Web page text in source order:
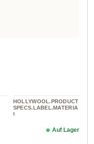
HOLLYWOOL.PRODUCT
SPECS.LABEL.MATERIA
L
Auf Lager